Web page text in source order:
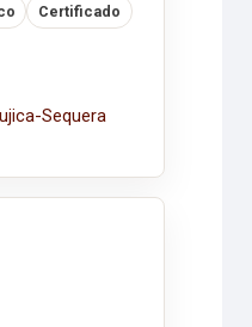
Certificado
Sequera